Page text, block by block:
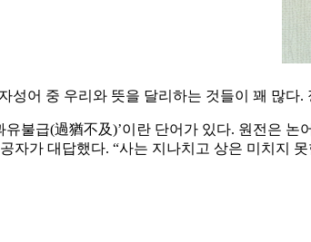
성어 중 우리와 뜻을 달리하는 것들이 꽤 많다
유불급(過猶不及)’이란 단어가 있다. 원전은
자가 대답했다. “사는 지나치고 상은 미치지